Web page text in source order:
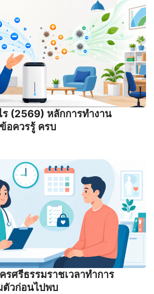
(2569) หลักการทำงาน
อควรรู้ ครบ
ศรีธรรมราชเวลาทําการ
ตัวก่อนไปพบ